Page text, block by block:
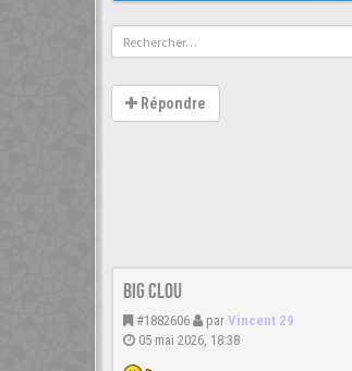
Répondre
Big clou
#1882606 par Vincent 29
05 mai 2026, 18:38